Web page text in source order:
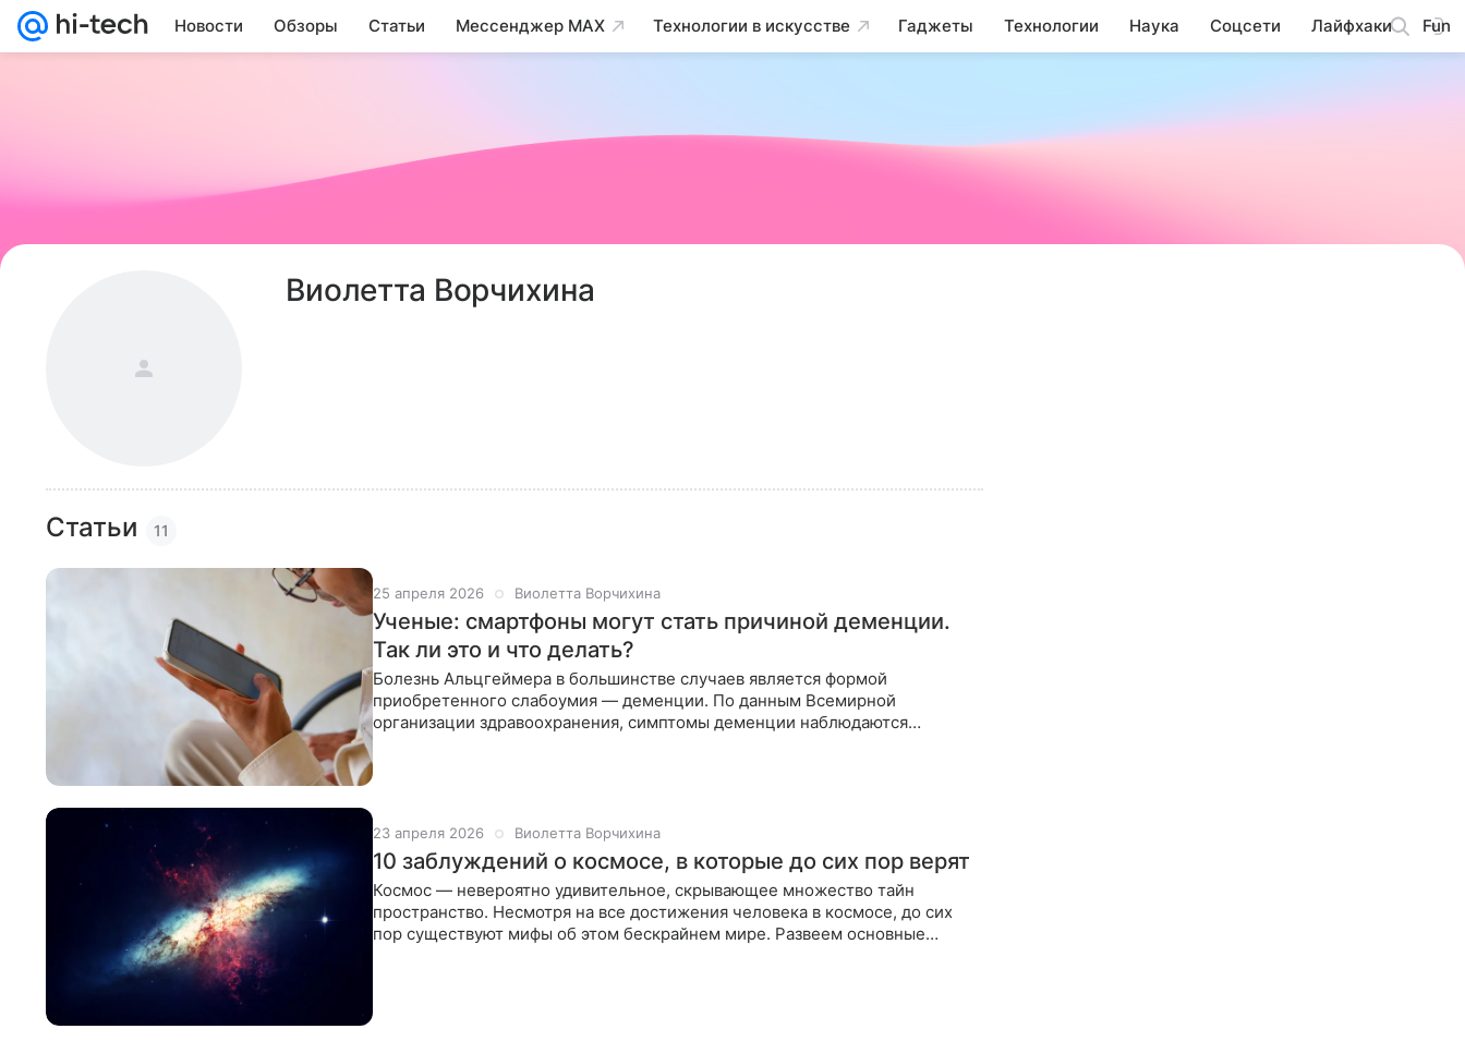
Новости Обзоры Статьи Мессенджер MAX Технологии в искусстве Гаджеты Технологии Наука Соцсети Лайфхаки Fun
Виолетта Ворчихина
Статьи 11
25 апреля 2026 Виолетта Ворчихина
Ученые: смартфоны могут стать причиной деменции.
Так ли это и что делать?
Болезнь Альцгеймера в большинстве случаев является формой
приобретенного слабоумия — деменции. По данным Всемирной
организации здравоохранения, симптомы деменции наблюдаются
23 апреля 2026 Виолетта Ворчихина
10 заблуждений о космосе, в которые до сих пор верят
Космос — невероятно удивительное, скрывающее множество тайн
пространство. Несмотря на все достижения человека в космосе, до сих
пор существуют мифы об этом бескрайнем мире. Развеем основные